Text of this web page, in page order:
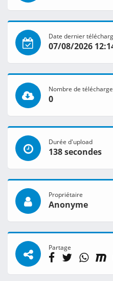
Date dernier
07/08/2026
Nombre de
0
Durée d'upload
138 secondes
Propriétaire
Anonyme
Partage